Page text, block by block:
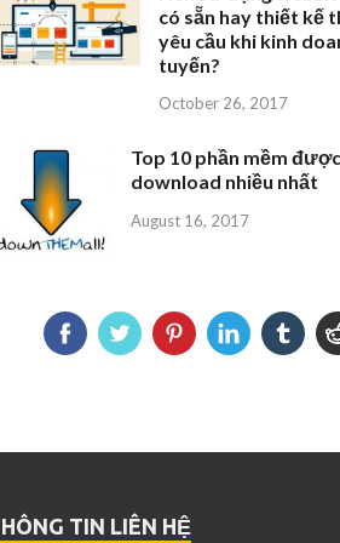
có sẵn hay thiết kế
yêu cầu khi kinh
tuyến?
October 26, 2017
Top 10 phần mềm được
download nhiều nhất
August 16, 2017
TIN LIÊN HỆ